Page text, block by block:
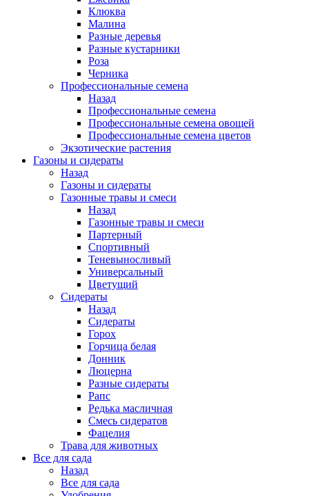
Клюква
Малина
Разные деревья
Разные кустарники
Роза
Черника
Профессиональные семена
Назад
Профессиональные семена
Профессиональные семена овощей
Профессиональные семена цветов
Экзотические растения
Газоны и сидераты
Назад
Газоны и сидераты
Газонные травы и смеси
Назад
Газонные травы и смеси
Партерный
Спортивный
Теневыносливый
Универсальный
Цветущий
Сидераты
Назад
Сидераты
Горох
Горчица белая
Донник
Люцерна
Разные сидераты
Рапс
Редька масличная
Смесь сидератов
Фацелия
Трава для животных
Все для сада
Назад
Все для сада